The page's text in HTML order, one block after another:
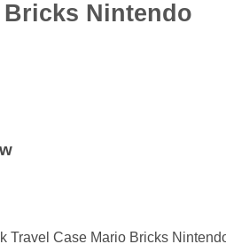
Bricks Nintendo
Travel Case Mario Bricks